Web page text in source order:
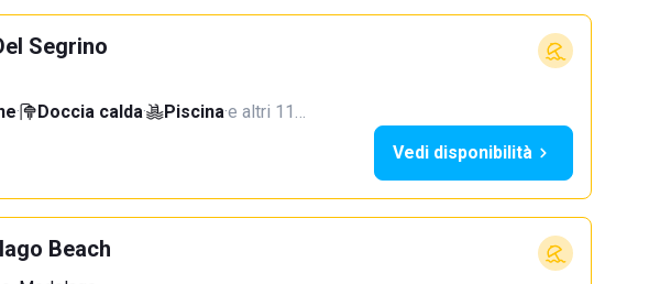
Segrino
· Doccia calda· Piscina·e altri 11…
Vedi disponibilità
Beach